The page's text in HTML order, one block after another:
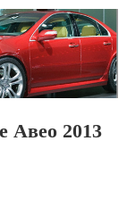
Авео 2013